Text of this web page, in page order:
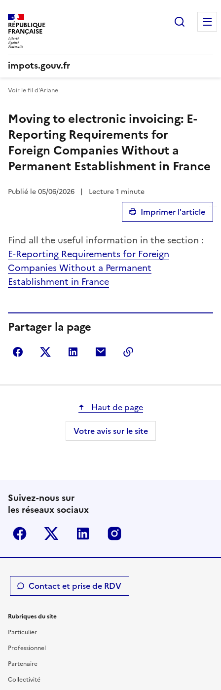
RÉPUBLIQUE
FRANÇAISE
impots.gouv.fr
Voir le fil d'Ariane
Moving to electronic invoicing: E-
Reporting Requirements for
Foreign Companies Without a
Permanent Establishment in France
Publié le 05/06/2026 | Lecture 1 minute
Imprimer l'article
Find all the useful information in the section :
E-Reporting Requirements for Foreign
Companies Without a Permanent
Establishment in France
Partager la page
Partager sur Facebook
Partager sur Twitter
Partager sur LinkedIn
Partager par courriel
Haut de page
Votre avis sur le site
Suivez-nous sur
les réseaux sociaux
Facebook Twitter-X Linkedin
Contact et prise de RDV
Rubriques du site
Particulier
Professionnel
Partenaire
Collectivité